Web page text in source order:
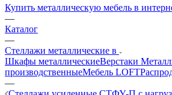
Купить металлическую мебель в
—
Каталог
—
Стеллажи металлические в
Шкафы металлическиеВерстаки
производственныеМебель LOFT
—